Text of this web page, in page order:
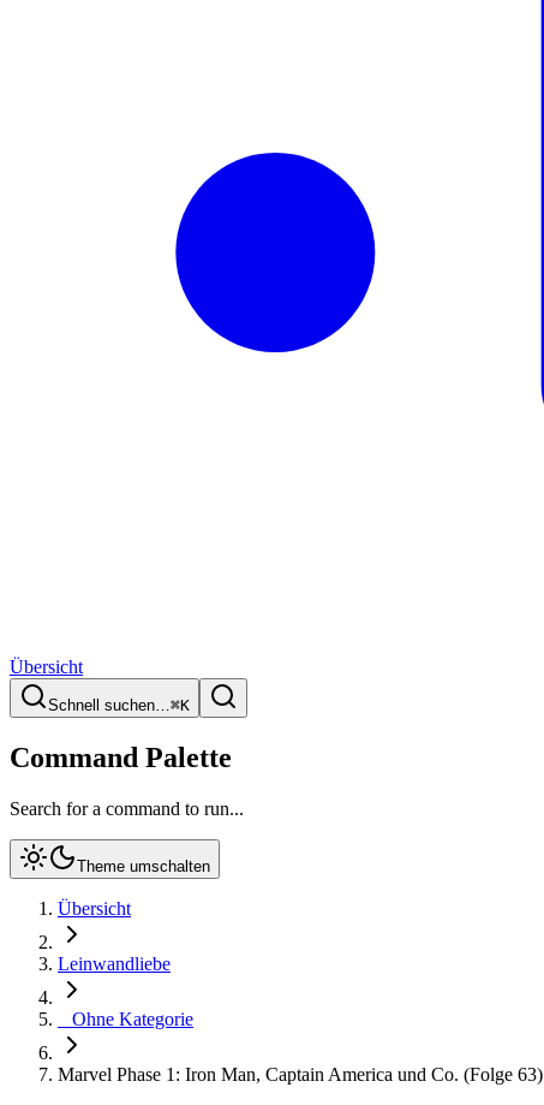
Übersicht
Schnell suchen…⌘K
Command Palette
Search for a command to run...
Theme umschalten
Übersicht
Leinwandliebe
_ Ohne Kategorie
Marvel Phase 1: Iron Man, Captain America und Co. (Folge 63)